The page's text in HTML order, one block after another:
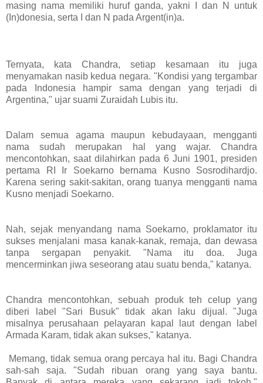
masing nama memiliki huruf ganda, yakni I dan N untuk
(In)donesia, serta I dan N pada Argent(in)a.
Ternyata, kata Chandra, setiap kesamaan itu juga
menyamakan nasib kedua negara. "Kondisi yang tergambar
pada Indonesia hampir sama dengan yang terjadi di
Argentina," ujar suami Zuraidah Lubis itu.
Dalam semua agama maupun kebudayaan, mengganti
nama sudah merupakan hal yang wajar. Chandra
mencontohkan, saat dilahirkan pada 6 Juni 1901, presiden
pertama RI Ir Soekarno bernama Kusno Sosrodihardjo.
Karena sering sakit-sakitan, orang tuanya mengganti nama
Kusno menjadi Soekarno.
Nah, sejak menyandang nama Soekarno, proklamator itu
sukses menjalani masa kanak-kanak, remaja, dan dewasa
tanpa sergapan penyakit. "Nama itu doa. Juga
mencerminkan jiwa seseorang atau suatu benda," katanya.
Chandra mencontohkan, sebuah produk teh celup yang
diberi label "Sari Busuk" tidak akan laku dijual. "Juga
misalnya perusahaan pelayaran kapal laut dengan label
Armada Karam, tidak akan sukses," katanya.
Memang, tidak semua orang percaya hal itu. Bagi Chandra
sah-sah saja. "Sudah ribuan orang yang saya bantu.